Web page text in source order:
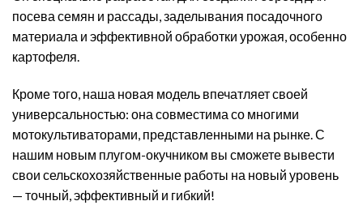
посева семян и рассады, заделывания посадочного
материала и эффективной обработки урожая, особенно
картофеля.
Кроме того, наша новая модель впечатляет своей
универсальностью: она совместима со многими
мотокультиваторами, представленными на рынке. С
нашим новым плугом-окучником вы сможете вывести
свои сельскохозяйственные работы на новый уровень
— точный, эффективный и гибкий!